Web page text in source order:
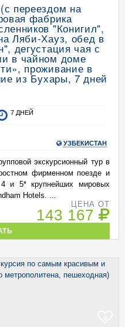
переездом на
фабрика
"Конигил",
Ляби-Хауз, обед в
дегустация чая с
в чайном доме
проживание в
из Бухары, 7 дней
7 ДНЕЙ
УЗБЕКИСТАН
экскурсионный тур в
фирменном поезде и
и 5* крупнейших мировых
Hotels. ...
ЦЕНА ОТ
143 167